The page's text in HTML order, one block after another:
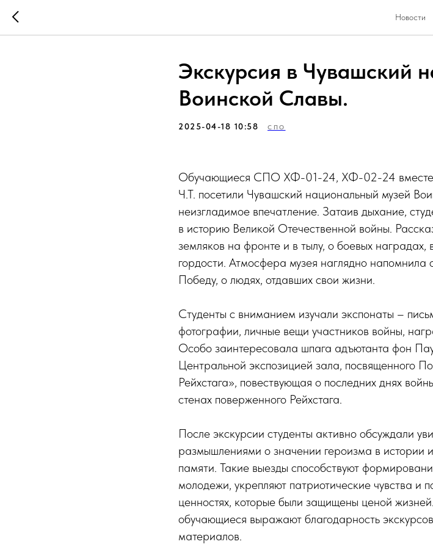
Новости
Экскурсия в Чувашский
Воинской Славы.
2025-04-18 10:58 СПО
Обучающиеся СПО ХФ-01-24, ХФ-02-24 вместе
Ч.Т. посетили Чувашский национальный музей
неизгладимое впечатление. Затаив дыхание,
в историю Великой Отечественной войны.
земляков на фронте и в тылу, о боевых наградах,
гордости. Атмосфера музея наглядно напомнила
Победу, о людях, отдавших свои жизни.
Студенты с вниманием изучали экспонаты –
фотографии, личные вещи участников войны,
Особо заинтересовала шпага адъютанта фон
Центральной экспозицией зала, посвященного
Рейхстага», повествующая о последних днях
стенах поверженного Рейхстага.
После экскурсии студенты активно обсуждали
размышлениями о значении героизма в истории
памяти. Такие выезды способствуют
молодежи, укрепляют патриотические чувства и
ценностях, которые были защищены ценой
обучающиеся выражают благодарность
материалов.